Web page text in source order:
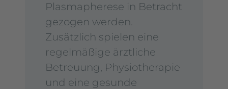
Plasmapherese in Betracht
gezogen werden.
Zusätzlich spielen eine
regelmäßige ärztliche
Betreuung, Physiotherapie
und eine gesunde